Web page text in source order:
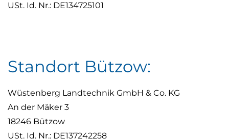
USt. Id. Nr.: DE134725101
Standort Bützow:
Wüstenberg Landtechnik GmbH & Co. KG
An der Mäker 3
18246 Bützow
USt. Id. Nr.: DE137242258